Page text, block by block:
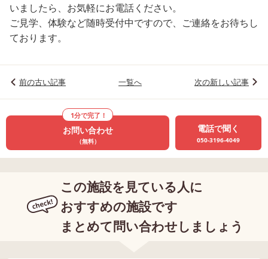
いましたら、お気軽にお電話ください。
ご見学、体験など随時受付中ですので、ご連絡をお待ちし
ております。
前の古い記事 一覧へ 次の新しい記事
1分で完了！
お問い合わせ
（無料）
電話で聞く
050-3196-4049
この施設を見ている人に
おすすめの施設です
まとめて問い合わせしましょう